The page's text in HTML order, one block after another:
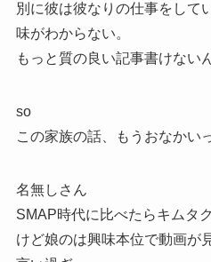
別に彼は彼なりの仕事をして
味がわからない。
もっと質の良い記事書けない
so
この家族の話、もうおなかい
名無しさん
SMAP時代に比べたらキムタ
けど娘のは興味本位で動画が